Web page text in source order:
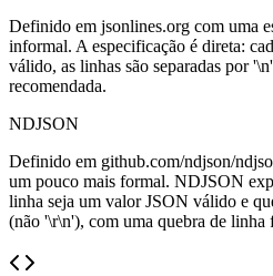
Definido em jsonlines.org com uma
informal. A especificação é direta:
válido, as linhas são separadas por
recomendada.
NDJSON
Definido em github.com/ndjson/
um pouco mais formal. NDJSON
linha seja um valor JSON válido e
(não '\r\n'), com uma quebra de linha